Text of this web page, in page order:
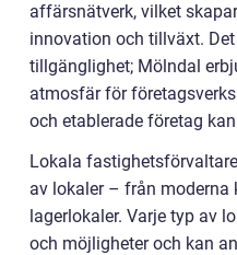
affärsnätverk, vilket
innovation och tillväxt.
tillgänglighet; Mölndal
atmosfär för
och etablerade företag
Lokala
av lokaler – från
lagerlokaler. Varje typ av
och möjligheter och kan